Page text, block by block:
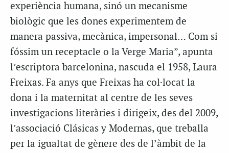
experiència humana, sinó un mecanisme
biològic que les dones experimentem de
manera passiva, mecànica, impersonal… Com si
fóssim un receptacle o la Verge Maria”, apunta
l’escriptora barcelonina, nascuda el 1958, Laura
Freixas. Fa anys que Freixas ha col·locat la
dona i la maternitat al centre de les seves
investigacions literàries i dirigeix, des del 2009,
l’associació Clásicas y Modernas, que treballa
per la igualtat de gènere des de l’àmbit de la